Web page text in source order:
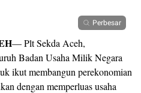
Perbesar
— Plt Sekda Aceh,
Badan Usaha Milik Negara
ikut membangun perekonomian
dengan memperluas usaha